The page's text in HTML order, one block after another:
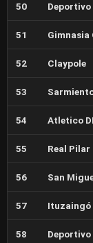
50 Deportivo
51 Gimnasia
52 Claypole
53
54 Atletico
55 Real Pilar
56 San
57 Ituzaingó
58 Deportivo